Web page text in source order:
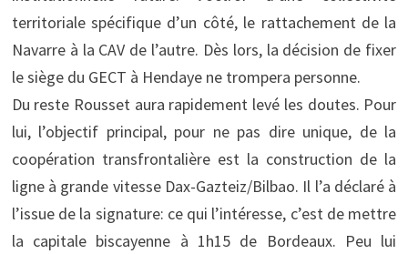
territoriale spécifique d’un côté, le rattachement de la
Navarre à la CAV de l’autre. Dès lors, la décision de fixer
le siège du GECT à Hendaye ne trompera personne.
Du reste Rousset aura rapidement levé les doutes. Pour
lui, l’objectif principal, pour ne pas dire unique, de la
coopération transfrontalière est la construction de la
ligne à grande vitesse Dax-Gazteiz/Bilbao. Il l’a déclaré à
l’issue de la signature: ce qui l’intéresse, c’est de mettre
la capitale biscayenne à 1h15 de Bordeaux. Peu lui